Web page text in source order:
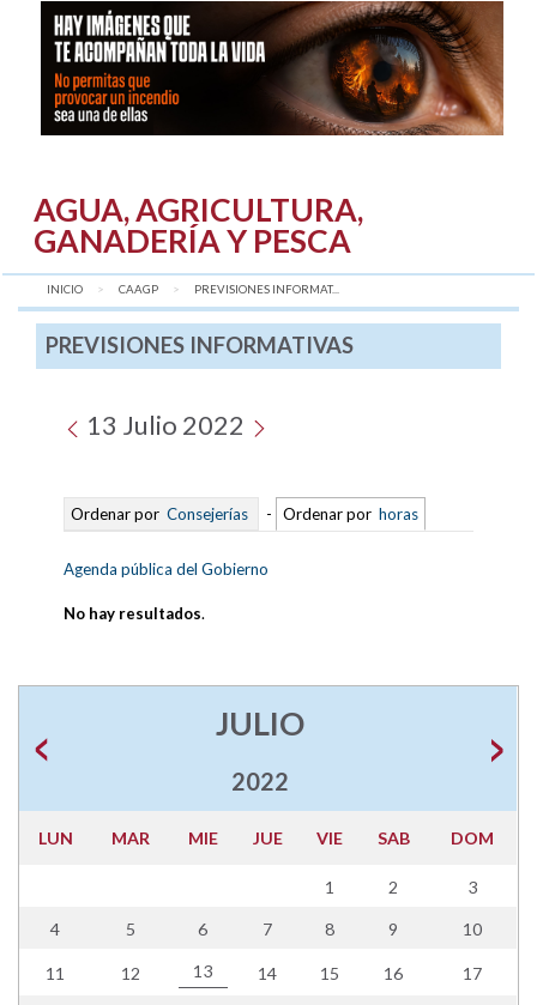
AGUA, AGRICULTURA,
GANADERÍA Y PESCA
INICIO CAAGP AQUÍ:
PREVISIONES INFORMAT...
PREVISIONES INFORMATIVAS
13 Julio 2022
Ordenar por Consejerías - Ordenar por horas
Agenda pública del Gobierno
No hay resultados.
JULIO
2022
LUN MAR MIE JUE VIE SAB DOM
1 2 3
4 5 6 7 8 9 10
11 12 13 14 15 16 17